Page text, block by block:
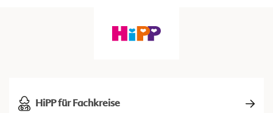
HiPP für Fachkreise